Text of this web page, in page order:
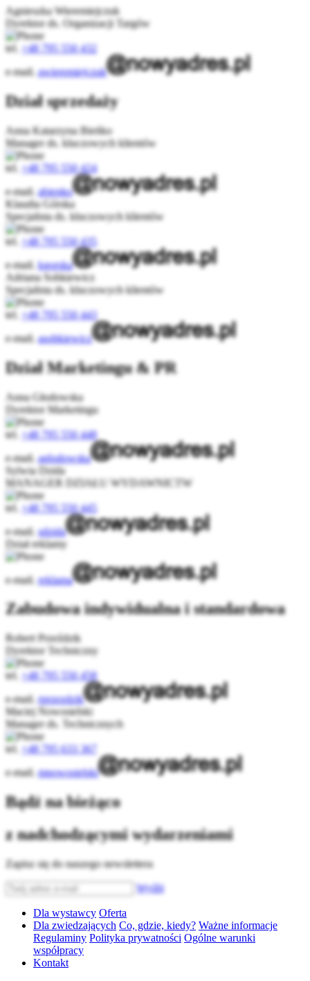
Agnieszka Wieremiejczuk
Dyrektor ds. Organizacji Targów
tel.
+48 795 550 432
e-mail.awieremiejczuk
Dział sprzedaży
Anna Katarzyna Bieńko
Manager ds. kluczowych klientów
tel.
+48 795 550 424
e-mail.abienko
Klaudia Górska
Specjalista ds. kluczowych klientów
tel.
+48 795 550 435
e-mail.kgorska
Adriana Sobkiewicz
Specjalista ds. kluczowych klientów
tel.
+48 795 550 443
e-mail.asobkiewicz
Dział Marketingu & PR
Anna Głodowska
Dyrektor Marketingu
tel.
+48 795 550 448
e-mail.aglodowska
Sylwia Dzida
MANAGER DZIAŁU WYDAWNICTW
tel.
+48 795 550 445
e-mail.sdzida
Dział reklamy
e-mail.reklama
Zabudowa indywidualna i standardowa
Robert Przeździk
Dyrektor Techniczny
tel.
+48 795 550 458
e-mail.rprzezdzik
Maciej Nowosielski
Manager ds. Technicznych
tel.
+48 795 633 367
e-mail.mnowosielski
Bądź na bieżąco
z nadchodzącymi wydarzeniami
Zapisz się do naszego newslettera
Wyślij
Dla wystawcy Oferta
Dla zwiedzających Co, gdzie, kiedy? Ważne informacje
Regulaminy Polityka prywatności Ogólne warunki
współpracy
Kontakt